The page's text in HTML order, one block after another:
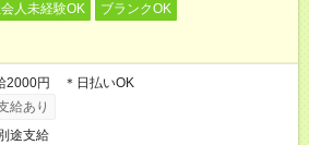
人未経験OK
ブランクOK
2000円 ＊日払いOK
給あり
途支給